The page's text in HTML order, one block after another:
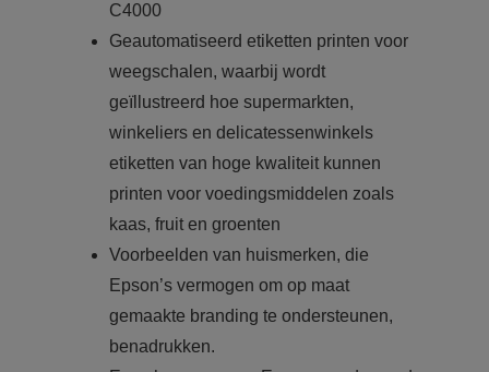
C4000
Geautomatiseerd etiketten printen voor
weegschalen, waarbij wordt
geïllustreerd hoe supermarkten,
winkeliers en delicatessenwinkels
etiketten van hoge kwaliteit kunnen
printen voor voedingsmiddelen zoals
kaas, fruit en groenten
Voorbeelden van huismerken, die
Epson’s vermogen om op maat
gemaakte branding te ondersteunen,
benadrukken.